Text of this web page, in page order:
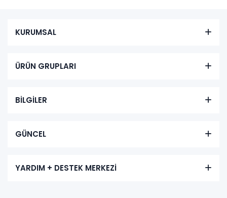
KURUMSAL
ÜRÜN GRUPLARI
BİLGİLER
GÜNCEL
YARDIM + DESTEK MERKEZİ